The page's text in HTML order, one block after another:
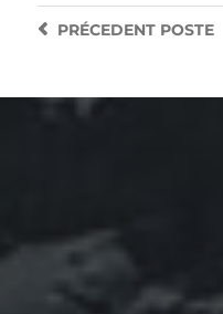
PRÉCEDENTPOSTE